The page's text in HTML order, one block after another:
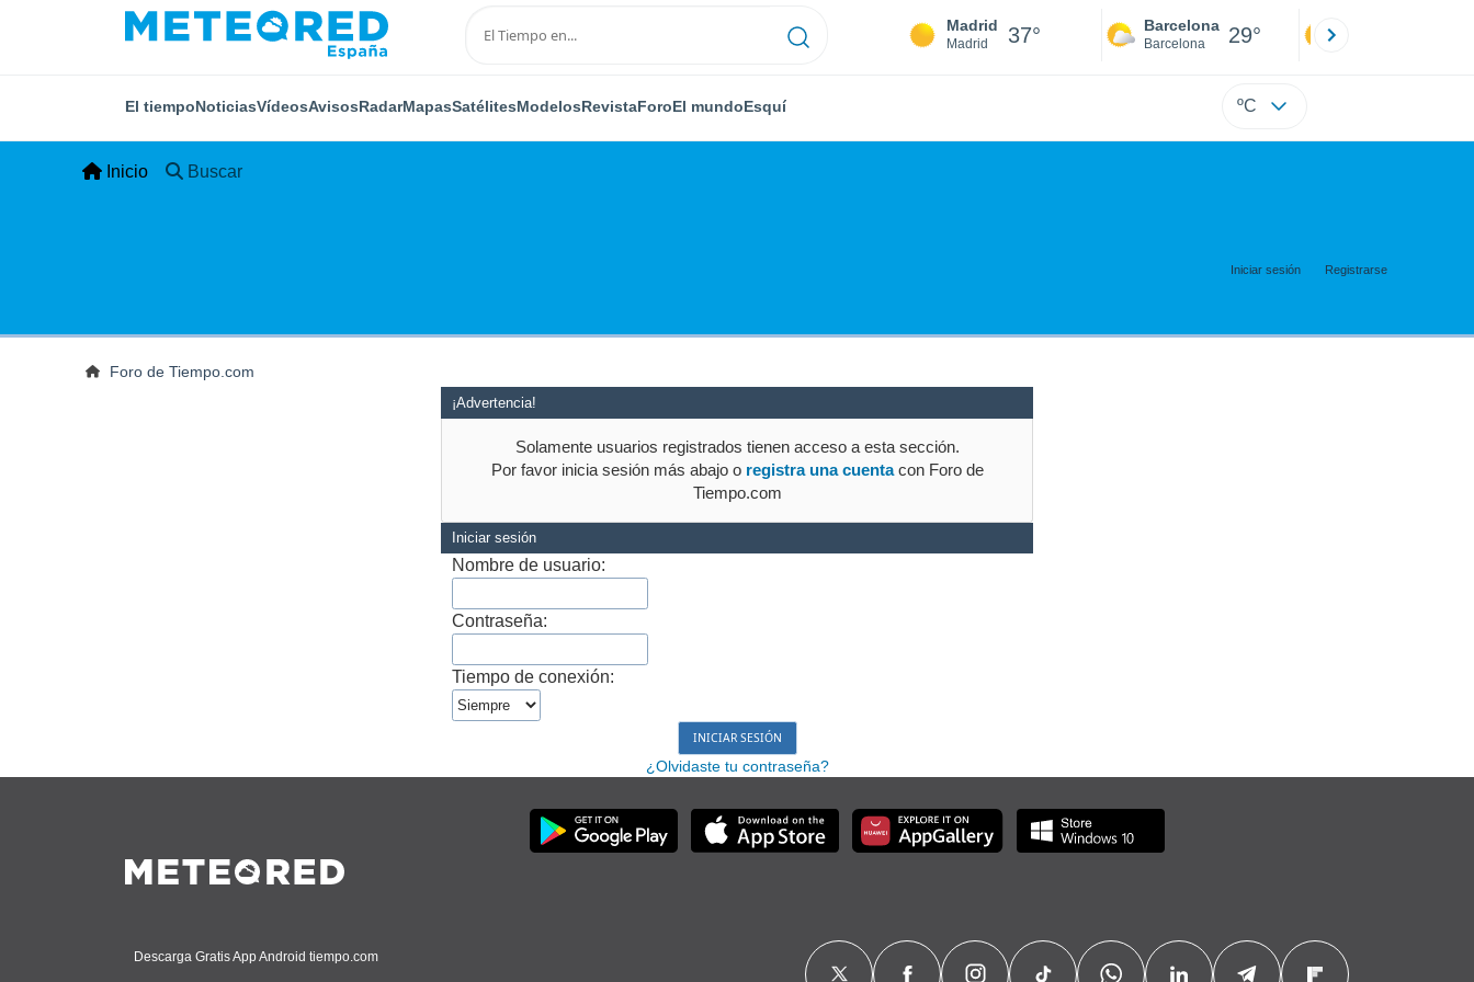
Madrid
Madrid 37° Barcelona
Barcelona 29°
El tiempoNoticiasVídeosAvisosRadarMapasSatélitesModelosRevistaForoEl mundoEsquí ºC
Inicio Buscar
Iniciar sesión Registrarse
Foro de Tiempo.com
¡Advertencia!
Solamente usuarios registrados tienen acceso a esta sección.
Por favor inicia sesión más abajo o registra una cuentacon Foro de
Tiempo.com
Iniciar sesión
Nombre de usuario:
Contraseña:
Tiempo de conexión:
¿Olvidaste tu contraseña?
Descarga Gratis App Android tiempo.com